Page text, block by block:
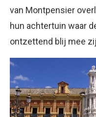
van Montpensier
hun achtertuin waar
ontzettend blij mee